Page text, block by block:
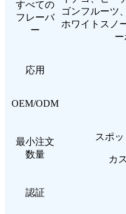
すべての
フレーバ
ー
ゴンフルーツ
ホワイトスノ
応用
OEM/ODM
最小注文
数量
スポ
カ
認証